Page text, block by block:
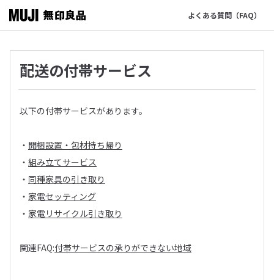
よくある質問（FAQ）
配送の付帯サービス
以下の付帯サービスがあります。
・ 開梱設置・包材持ち帰り
・ 組み立てサービス
・ 同種家具の引き取り
・ 家電セッティング
・ 家電リサイクル引き取り
関連FAQ:付帯サービスの承りができない地域